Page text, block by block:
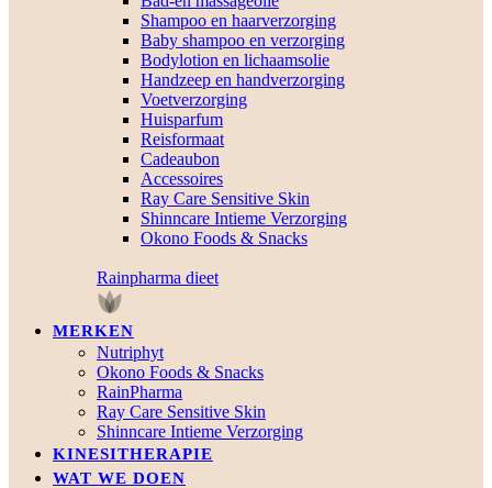
Shampoo en haarverzorging
Baby shampoo en verzorging
Bodylotion en lichaamsolie
Handzeep en handverzorging
Voetverzorging
Huisparfum
Reisformaat
Cadeaubon
Accessoires
Ray Care Sensitive Skin
Shinncare Intieme Verzorging
Okono Foods & Snacks
Rainpharma dieet
MERKEN
Nutriphyt
Okono Foods & Snacks
RainPharma
Ray Care Sensitive Skin
Shinncare Intieme Verzorging
KINESITHERAPIE
WAT WE DOEN